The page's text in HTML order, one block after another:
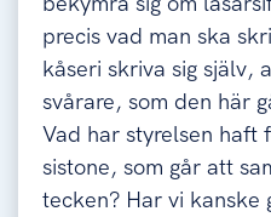
precis vad man ska
kåseri skriva sig själv,
svårare, som den här
Vad har styrelsen haft
sistone, som går att
tecken? Har vi kanske